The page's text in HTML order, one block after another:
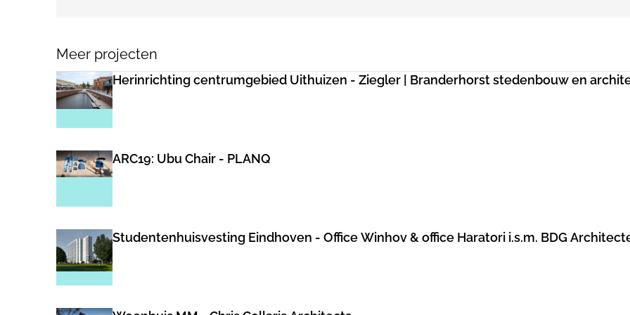
Meer projecten
Herinrichting centrumgebied Uithuizen - Ziegler | Branderhorst stedenbouw en
ARC19: Ubu Chair - PLANQ
Studentenhuisvesting Eindhoven - Office Winhov & office Haratori i.s.m. BDG